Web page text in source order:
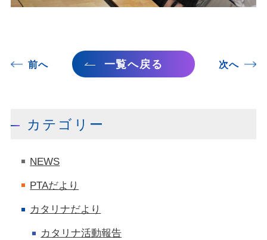
前へ 次へ
一覧へ戻る
カテゴリー
NEWS
PTAだより
カタリナだより
カタリナ活動報告